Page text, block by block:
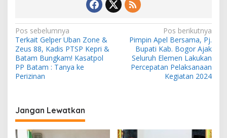
N
a
v
i
a
s
i
Pos sebelumnya
Terkait Gelper Uban Zone &
Zeus 88, Kadis PTSP Kepri &
Batam Bungkam! Kasatpol
PP Batam : Tanya ke
Perizinan
Pos berikutnya
Pimpin Apel Bersama, Pj.
Bupati Kab. Bogor Ajak
Seluruh Elemen Lakukan
Percepatan Pelaksanaan
Kegiatan 2024
Jangan Lewatkan